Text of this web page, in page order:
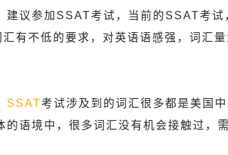
建议参加SSAT考试，当前的SSAT考
有不低的要求，对英语语感强，词汇
SSAT考试涉及到的词汇很多都是美国
的语境中，很多词汇没有机会接触过，